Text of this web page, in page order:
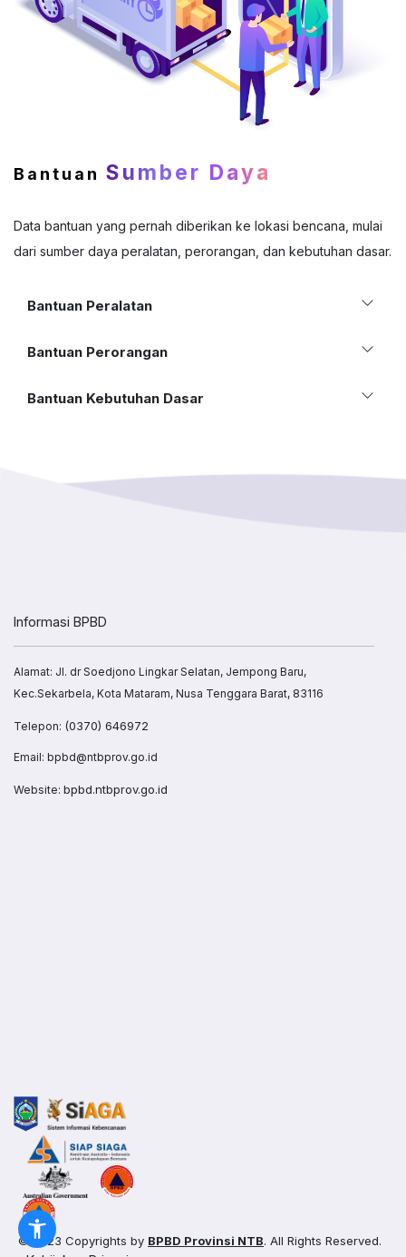
Bantuan Sumber Daya
Data bantuan yang pernah diberikan ke lokasi bencana, mulai
dari sumber daya peralatan, perorangan, dan kebutuhan dasar.
Bantuan Peralatan
Bantuan Perorangan
Bantuan Kebutuhan Dasar
Informasi BPBD
Alamat: Jl. dr Soedjono Lingkar Selatan, Jempong Baru,
Kec.Sekarbela, Kota Mataram, Nusa Tenggara Barat, 83116
Telepon: (0370) 646972
Email: bpbd@ntbprov.go.id
Website: bpbd.ntbprov.go.id
© 2023 Copyrights by BPBD Provinsi NTB. All Rights Reserved.